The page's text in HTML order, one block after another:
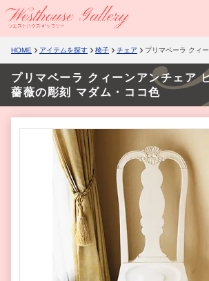
HOME アイテムを探す 椅子 チェア プリマベーラ クィ
プリマベーラ クィーンアンチェア
薔薇の彫刻 マダム・ココ色